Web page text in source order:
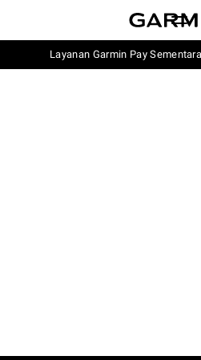
Layanan Garmin Pay